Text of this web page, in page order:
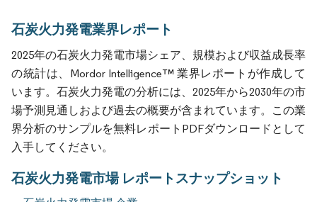
石炭火力発電業界レポート
2025年の石炭火力発電市場シェア、規模および収益成長率
の統計は、Mordor Intelligence™ 業界レポートが作成して
います。石炭火力発電の分析には、2025年から2030年の市
場予測見通しおよび過去の概要が含まれています。この業
界分析のサンプルを無料レポートPDFダウンロードとして
入手してください。
石炭火力発電市場 レポートスナップショット